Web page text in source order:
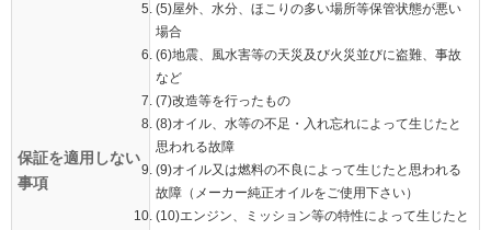
保証を適用しない
事項
(5)屋外、水分、ほこりの多い場所等保管状態が悪い
場合
(6)地震、風水害等の天災及び火災並びに盗難、事故
など
(7)改造等を行ったもの
(8)オイル、水等の不足・入れ忘れによって生じたと
思われる故障
(9)オイル又は燃料の不良によって生じたと思われる
故障（メーカー純正オイルをご使用下さい）
(10)エンジン、ミッション等の特性によって生じたと